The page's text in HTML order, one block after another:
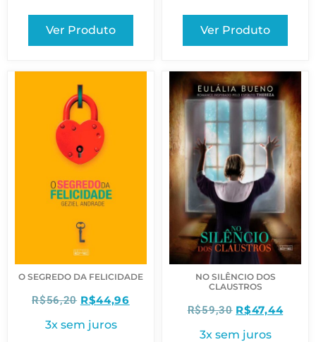
Ver Produto Ver Produto
O SEGREDO DA FELICIDADE
R$56,20 R$44,96
3x sem juros
NO SILÊNCIO DOS
CLAUSTROS
R$59,30 R$47,44
3x sem juros